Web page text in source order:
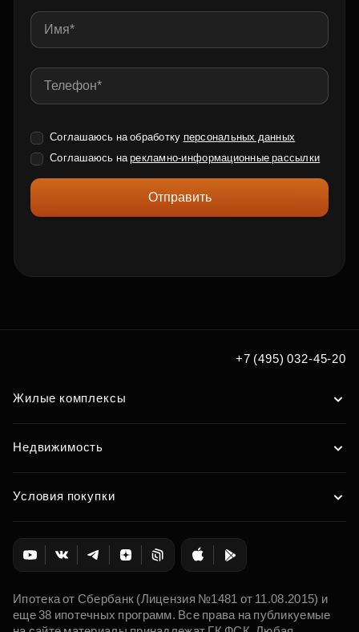
Соглашаюсь на обработку персональных данных
Соглашаюсь нарекламно-информационные рассылки
Отправить
+7 (495) 032-45-20
Жилые комплексы
Недвижимость
Условия покупки
Ипотека от Сбербанк (Лицензия №1481 от 11.08.2015) и
еще 38 ипотечных программ. Все права на публикуемые